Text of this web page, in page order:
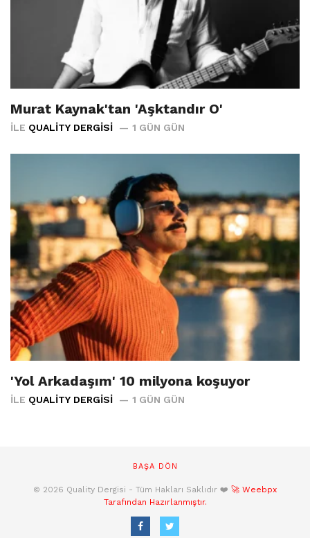
Murat Kaynak'tan 'Aşktandır O'
İLE QUALITY DERGISI 1 GÜN GÜN
'Yol Arkadaşım' 10 milyona koşuyor
İLE QUALITY DERGISI 1 GÜN GÜN
BAŞA DÖN
© 2026 Quality Dergisi - Tüm Hakları Saklıdır ❤️ 🚀 Weebpx
Tarafından Hazırlanmıştır.